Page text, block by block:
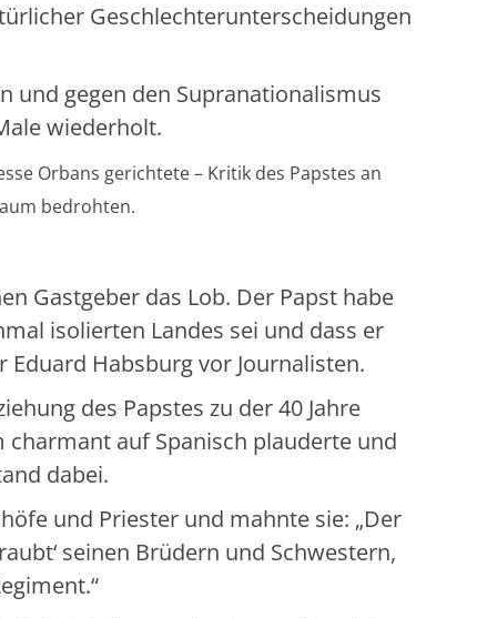
Geschlechterunterscheidungen
und gegen den Supranationalismus
wiederholt.
Orbans gerichtete – Kritik des Papstes an
bedrohten.
Gastgeber das Lob. Der Papst habe
isolierten Landes sei und dass er
Habsburg vor Journalisten.
des Papstes zu der 40 Jahre
auf Spanisch plauderte und
dabei.
und Priester und mahnte sie: „Der
seinen Brüdern und Schwestern,